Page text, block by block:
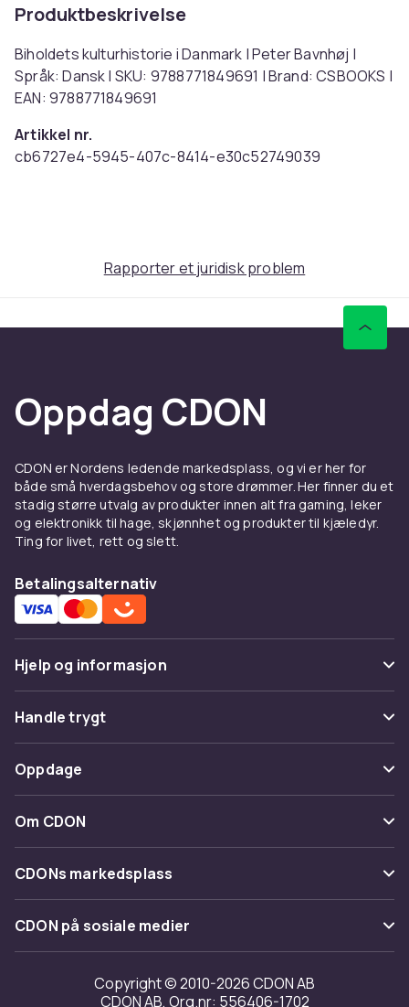
Produktbeskrivelse
Biholdets kulturhistorie i Danmark | Peter Bavnhøj |
Språk: Dansk | SKU: 9788771849691 | Brand: CSBOOKS |
EAN: 9788771849691
Artikkel nr.
cb6727e4-5945-407c-8414-e30c52749039
Rapporter et juridisk problem
Oppdag CDON
CDON er Nordens ledende markedsplass, og vi er her for
både små hverdagsbehov og store drømmer. Her finner du et
stadig større utvalg av produkter innen alt fra gaming, leker
og elektronikk til hage, skjønnhet og produkter til kjæledyr.
Ting for livet, rett og slett.
Betalingsalternativ
Hjelp og informasjon
Vanlige spørsmål
Spor pakke
Angre & returner her
Kontakt oss
Handle trygt
Betaling
Levering
Tilbakekallinger
Oppdage
Kategorier
Varemerker
Om CDON
Om oss
Kundeanmeldelser
Jobbe på CDON
Investor relations
CDONs markedsplass
Merchant Help Center
CDON på sosiale medier
Copyright © 2010-2026 CDON AB
CDON AB, Org.nr: 556406-1702